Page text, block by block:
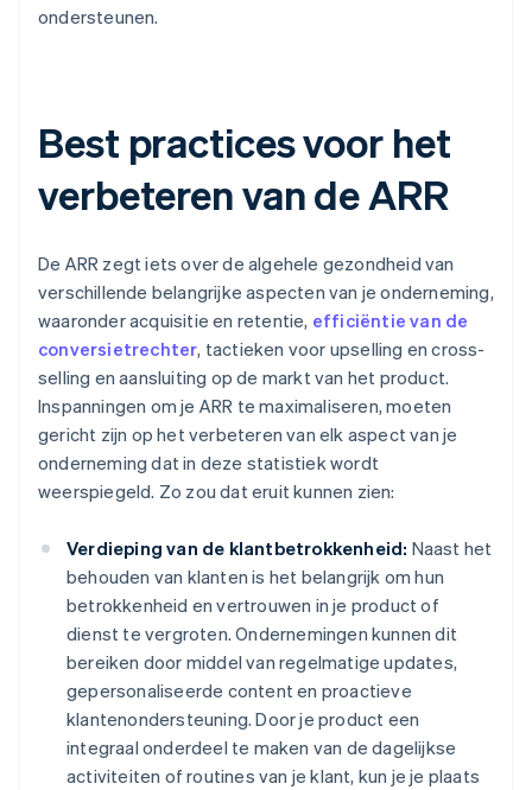
ondersteunen.
Best practices voor het
verbeteren van de ARR
De ARR zegt iets over de algehele gezondheid van
verschillende belangrijke aspecten van je onderneming,
waaronder acquisitie en retentie, efficiëntie van de
conversietrechter, tactieken voor upselling en cross-
selling en aansluiting op de markt van het product.
Inspanningen om je ARR te maximaliseren, moeten
gericht zijn op het verbeteren van elk aspect van je
onderneming dat in deze statistiek wordt
weerspiegeld. Zo zou dat eruit kunnen zien:
Verdieping van de klantbetrokkenheid: Naast het
behouden van klanten is het belangrijk om hun
betrokkenheid en vertrouwen in je product of
dienst te vergroten. Ondernemingen kunnen dit
bereiken door middel van regelmatige updates,
gepersonaliseerde content en proactieve
klantenondersteuning. Door je product een
integraal onderdeel te maken van de dagelijkse
activiteiten of routines van je klant, kun je je plaats